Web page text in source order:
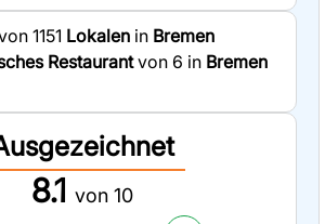
1151 Lokalen in Bremen
Restaurantvon 6 in Bremen
8.1 von 10